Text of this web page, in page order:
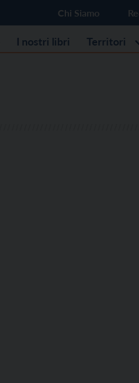
Chi Siamo
I nostri libri Territori